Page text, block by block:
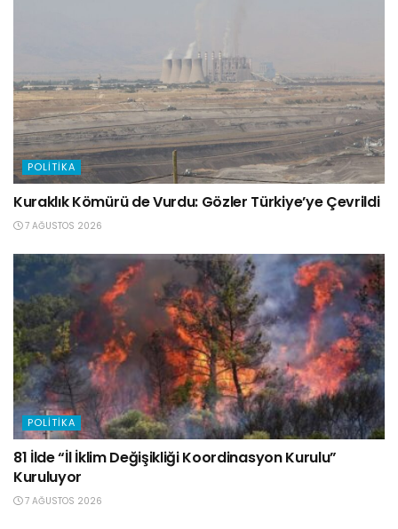
POLITIKA
Kuraklık Kömürü de Vurdu: Gözler Türkiye’ye Çevrildi
7 AĞUSTOS 2026
POLITIKA
81 İlde “İl İklim Değişikliği Koordinasyon Kurulu”
Kuruluyor
7 AĞUSTOS 2026